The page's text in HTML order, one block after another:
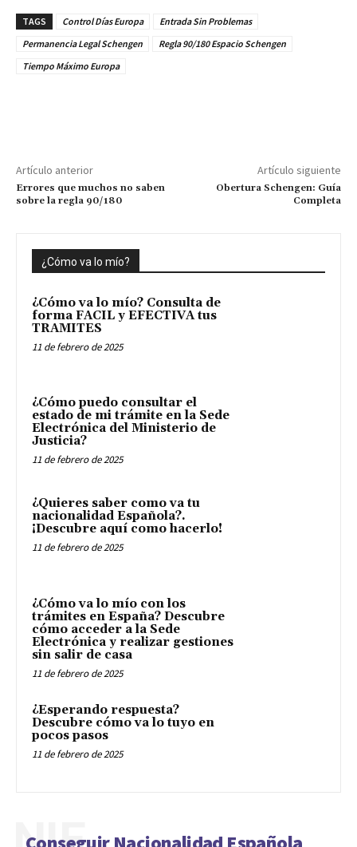
TAGS Control Días Europa
Entrada Sin Problemas
Permanencia Legal Schengen
Regla 90/180 Espacio Schengen
Tiempo Máximo Europa
Artículo anterior
Errores que muchos no saben
sobre la regla 90/180
Artículo siguiente
Obertura Schengen: Guía
Completa
¿Cómo va lo mío?
¿Cómo va lo mío? Consulta de
forma FACIL y EFECTIVA tus
TRAMITES
11 de febrero de 2025
¿Cómo puedo consultar el
estado de mi trámite en la Sede
Electrónica del Ministerio de
Justicia?
11 de febrero de 2025
¿Quieres saber como va tu
nacionalidad Española?.
¡Descubre aquí como hacerlo!
11 de febrero de 2025
¿Cómo va lo mío con los
trámites en España? Descubre
cómo acceder a la Sede
Electrónica y realizar gestiones
sin salir de casa
11 de febrero de 2025
¿Esperando respuesta?
Descubre cómo va lo tuyo en
pocos pasos
11 de febrero de 2025